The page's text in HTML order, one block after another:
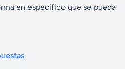
en especifico que se pueda